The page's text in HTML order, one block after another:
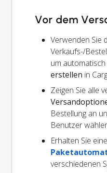
Vor dem
Verwenden Sie
Verkaufs-/
um automatisch
erstellen in
Zeigen Sie alle
Bestellung an
Benutzer
Erhalten Sie
verschiedenen